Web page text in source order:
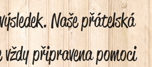
Naše přátelská
vždy připravena pomoci